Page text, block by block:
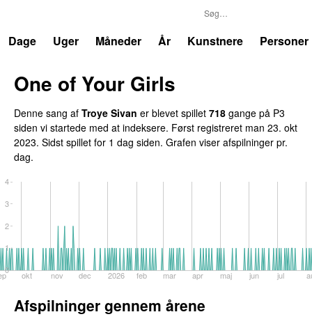
Dage
Uger Måneder År Kunstnere Personer
One of Your Girls
Denne sang af Troye Sivan er blevet spillet 718 gange på P3
siden vi startede med at indeksere. Først registreret man 23. okt
2023. Sidst spillet for 1 dag siden. Grafen viser afspilninger pr.
dag.
okt nov dec 2026 feb mar apr maj jun jul
0
1
2
3
4
Afspilninger gennem årene